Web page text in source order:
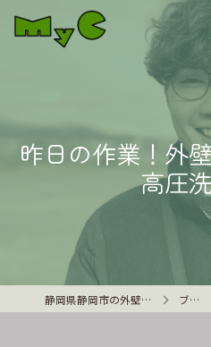
昨日の作業！外
高圧
静岡県静岡市の外壁塗装はMyC ブログ